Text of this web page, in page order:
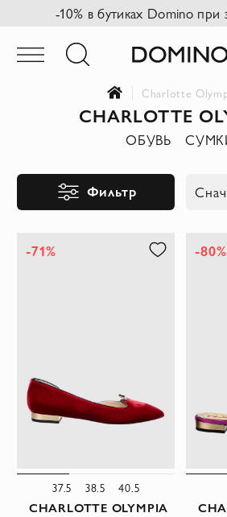
-10% в бутиках Domino при
Charlotte
CHARLOTTE
ОБУВЬ
Фильтр
-71%
37.5 38.5 40.5
CHARLOTTE OLYMPIA
-80%